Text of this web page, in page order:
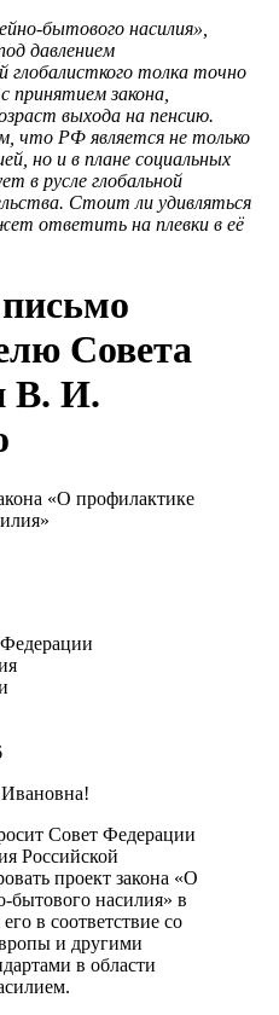
бытового насилия»,
давлением
глобалисткого толка точно
закона,
выхода на пенсию.
что РФ является не только
но и в плане социальных
в русле глобальной
Стоит ли удивляться
ответить на плевки в её
Совета
В. И.
«О профилактике
Совет Федерации
Российской
проект закона «О
бытового насилия» в
в соответствие со
и другими
в области